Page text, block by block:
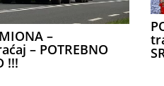
–
– POTREBNO
!!!